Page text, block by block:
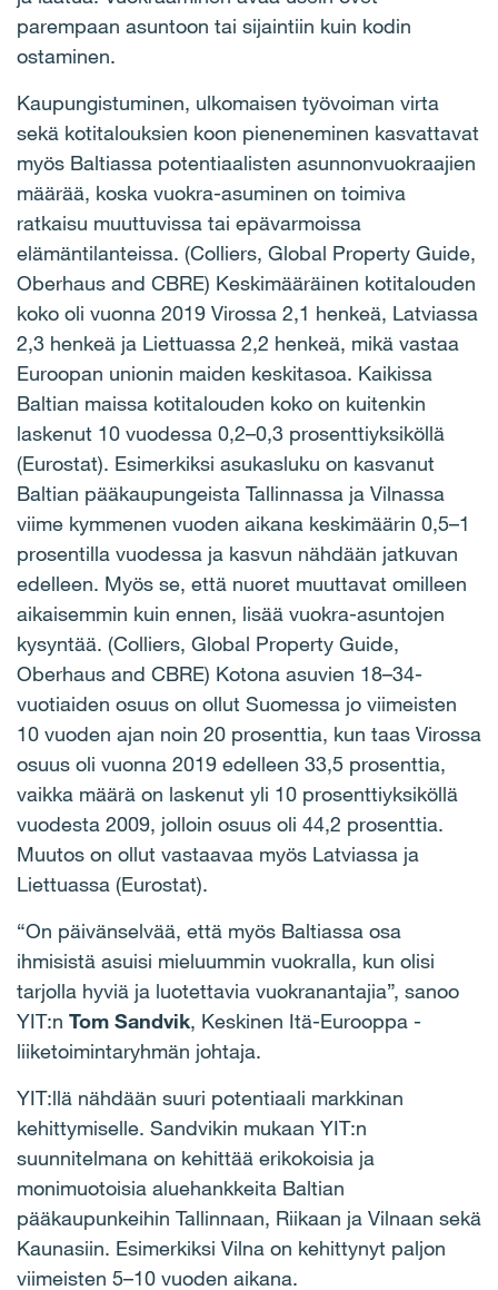
parempaan asuntoon tai sijaintiin kuin kodin
ostaminen.
Kaupungistuminen, ulkomaisen työvoiman virta
sekä kotitalouksien koon pieneneminen kasvattavat
myös Baltiassa potentiaalisten asunnonvuokraajien
määrää, koska vuokra-asuminen on toimiva
ratkaisu muuttuvissa tai epävarmoissa
elämäntilanteissa. (Colliers, Global Property Guide,
Oberhaus and CBRE) Keskimääräinen kotitalouden
koko oli vuonna 2019 Virossa 2,1 henkeä, Latviassa
2,3 henkeä ja Liettuassa 2,2 henkeä, mikä vastaa
Euroopan unionin maiden keskitasoa. Kaikissa
Baltian maissa kotitalouden koko on kuitenkin
laskenut 10 vuodessa 0,2–0,3 prosenttiyksiköllä
(Eurostat). Esimerkiksi asukasluku on kasvanut
Baltian pääkaupungeista Tallinnassa ja Vilnassa
viime kymmenen vuoden aikana keskimäärin 0,5–1
prosentilla vuodessa ja kasvun nähdään jatkuvan
edelleen. Myös se, että nuoret muuttavat omilleen
aikaisemmin kuin ennen, lisää vuokra-asuntojen
kysyntää. (Colliers, Global Property Guide,
Oberhaus and CBRE) Kotona asuvien 18–34-
vuotiaiden osuus on ollut Suomessa jo viimeisten
10 vuoden ajan noin 20 prosenttia, kun taas Virossa
osuus oli vuonna 2019 edelleen 33,5 prosenttia,
vaikka määrä on laskenut yli 10 prosenttiyksiköllä
vuodesta 2009, jolloin osuus oli 44,2 prosenttia.
Muutos on ollut vastaavaa myös Latviassa ja
Liettuassa (Eurostat).
“On päivänselvää, että myös Baltiassa osa
ihmisistä asuisi mieluummin vuokralla, kun olisi
tarjolla hyviä ja luotettavia vuokranantajia”, sanoo
YIT:n Tom Sandvik, Keskinen Itä-Eurooppa -
liiketoimintaryhmän johtaja.
YIT:llä nähdään suuri potentiaali markkinan
kehittymiselle. Sandvikin mukaan YIT:n
suunnitelmana on kehittää erikokoisia ja
monimuotoisia aluehankkeita Baltian
pääkaupunkeihin Tallinnaan, Riikaan ja Vilnaan sekä
Kaunasiin. Esimerkiksi Vilna on kehittynyt paljon
viimeisten 5–10 vuoden aikana.